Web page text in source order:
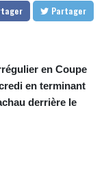
Partager
en Coupe
en terminant
derrière le